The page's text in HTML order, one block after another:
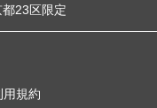
23区限定
用規約